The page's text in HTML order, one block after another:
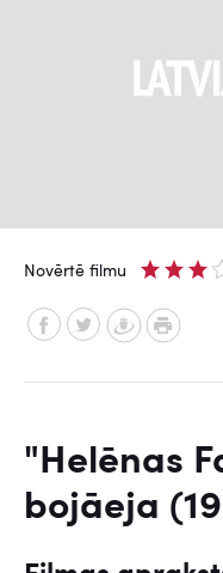
Novērtē filmu
"Helēnas
bojāeja